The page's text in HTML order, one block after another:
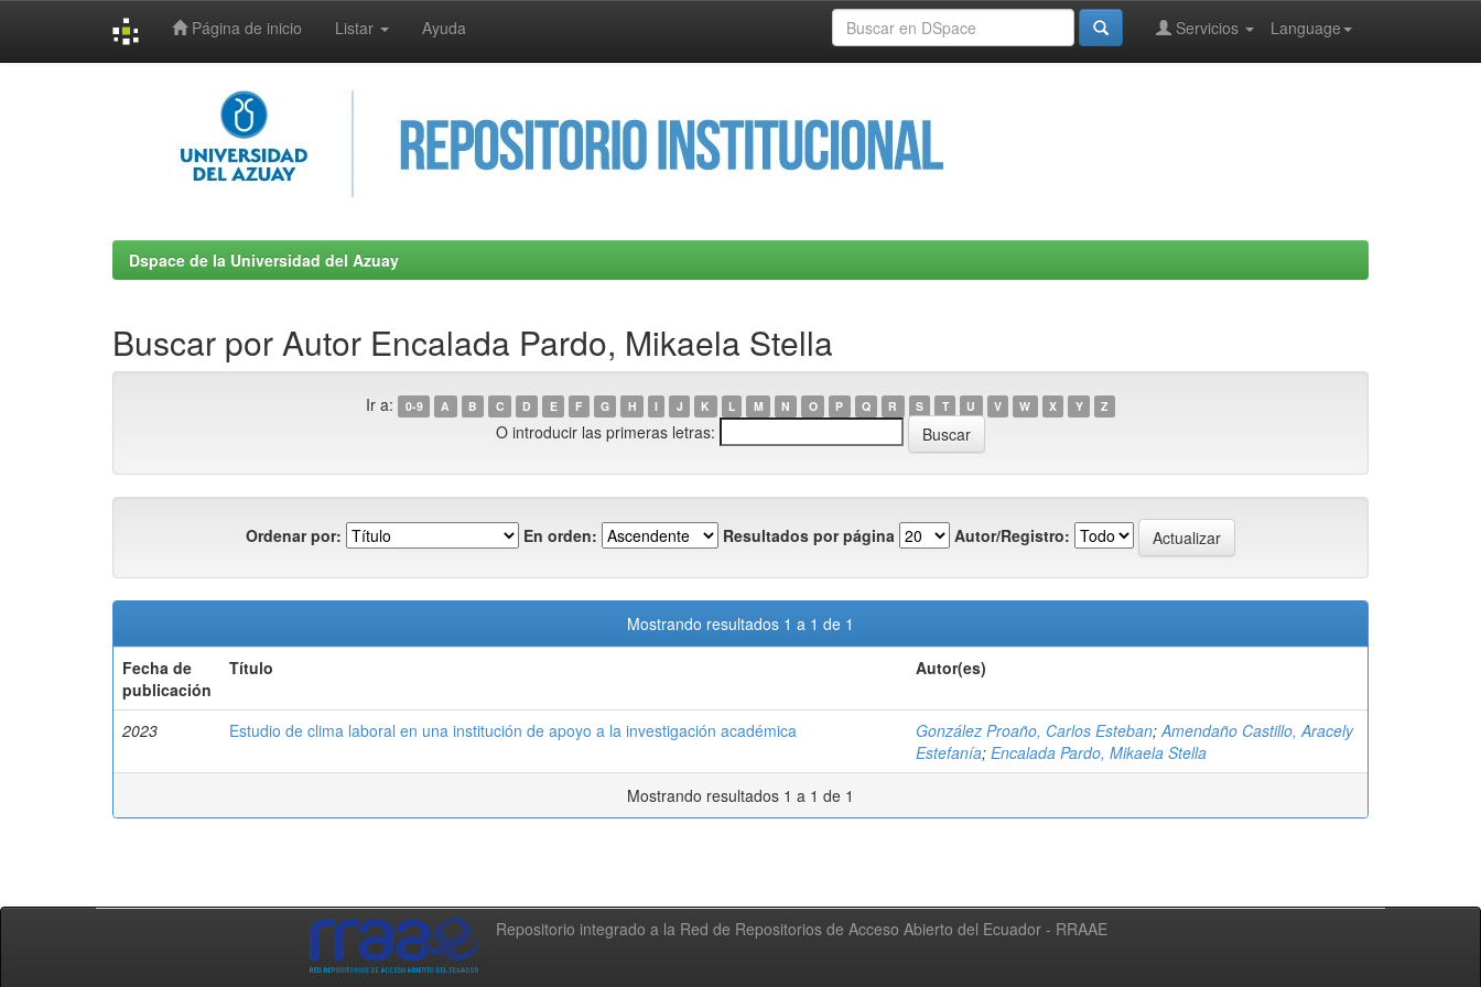
Página de inicio Listar Ayuda Language
Servicios
Dspace de la Universidad del Azuay
Buscar por Autor Encalada Pardo, Mikaela Stella
Ir a: 0-9 A B C D E F G H I J K L M N O P Q R S T U V W X Y Z
O introducir las primeras letras:
Ordenar por: En orden: Resultados por página Autor/Registro:
Mostrando resultados 1 a 1 de 1
Fecha de
publicación
Título Autor(es)
2023 Estudio de clima laboral en una institución de apoyo a la investigación académica González Proaño, Carlos Esteban;Amendaño Castillo, Aracely
Estefanía; Encalada Pardo, Mikaela Stella
Mostrando resultados 1 a 1 de 1
Repositorio integrado a la Red de Repositorios de Acceso Abierto del Ecuador - RRAAE